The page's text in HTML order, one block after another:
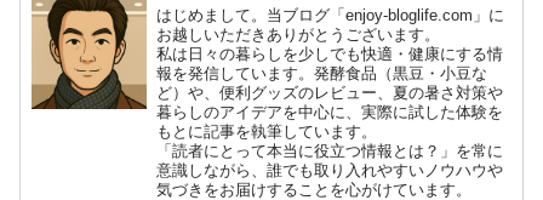
はじめまして。当ブログ「enjoy-bloglife.com」に
お越しいただきありがとうございます。
私は日々の暮らしを少しでも快適・健康にする情
報を発信しています。発酵食品（黒豆・小豆な
ど）や、便利グッズのレビュー、夏の暑さ対策や
暮らしのアイデアを中心に、実際に試した体験を
もとに記事を執筆しています。
「読者にとって本当に役立つ情報とは？」を常に
意識しながら、誰でも取り入れやすいノウハウや
気づきをお届けすることを心がけています。